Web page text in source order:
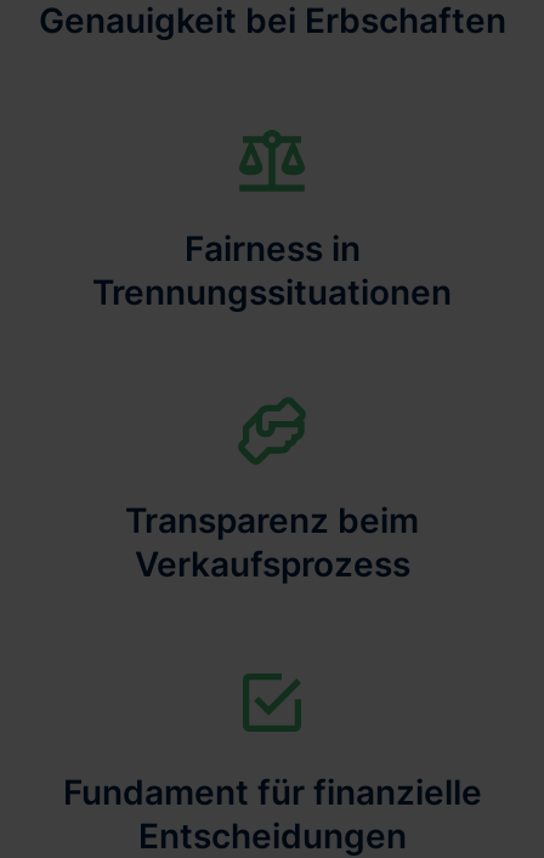
Genauigkeit bei Erbschaften
Fairness in
Trennungssituationen
Transparenz beim
Verkaufsprozess
Fundament für finanzielle
Entscheidungen